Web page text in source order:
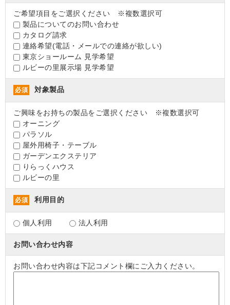
ご希望項目をご選択ください ※複数選択可
製品についてのお問い合わせ
カタログ請求
連絡希望(電話・メールでの連絡が欲しい)
東京ショールーム 見学希望
ルビーの里展示場 見学希望
必須 対象製品
ご興味をお持ちの製品をご選択ください ※複数選択可
オーニング
パラソル
屋外用椅子・テーブル
ガーデンエクステリア
りらっくハウス
ルビーの里
必須 利用目的
個人利用 法人利用
お問い合わせ内容
お問い合わせ内容は下記コメント欄にご入力ください。